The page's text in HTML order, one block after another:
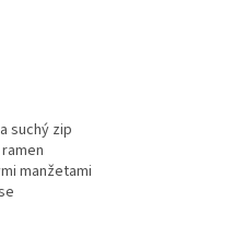
suchý zip
manžetami